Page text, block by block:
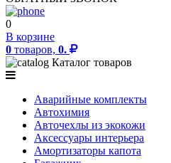
0
В корзине
0 товаров, 0.
Каталог товаров
Аварийные комплекты
Автохимия
Авточехлы из экокожи
Аксессуары интерьера
Амортизаторы капота